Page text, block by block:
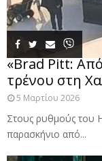
«Brad Pitt:
τρένου στη
5 Μαρτίου 2026
Στους ρυθμούς του
παρασκήνιο από...